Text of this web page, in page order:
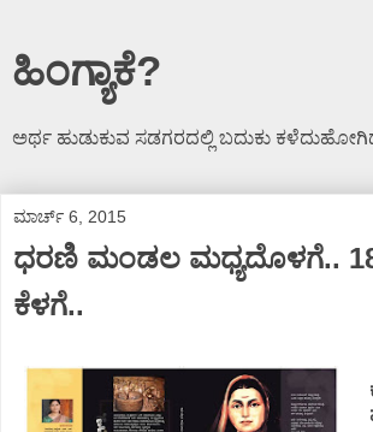
ಹಿಂಗ್ಯಾಕೆ?
ಅರ್ಥ ಹುಡುಕುವ ಸಡಗರದಲ್ಲಿ ಬದುಕು
ಮಾರ್ಚ್ 6, 2015
ಧರಣಿ ಮಂಡಲ ಮಧ್ಯದೊಳಗೆ..
ಕೆಳಗೆ..